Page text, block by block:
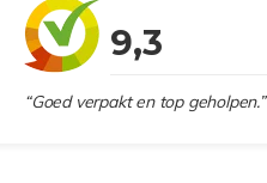
9,3
“Goed verpakt en top geholpen.”